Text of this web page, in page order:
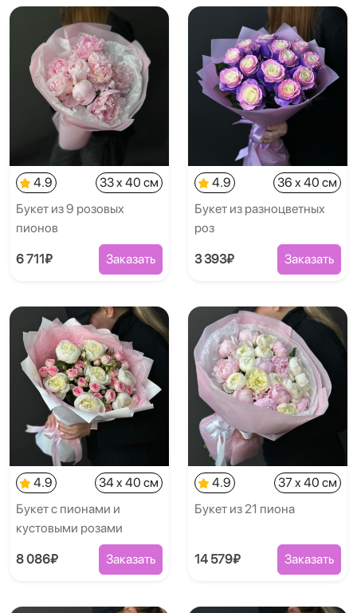
4.9
33 x 40 см
Букет из 9 розовых
пионов
6 711₽ Заказать
4.9
36 x 40 см
Букет из разноцветных
роз
3 393₽ Заказать
4.9
34 x 40 см
Букет с пионами и
кустовыми розами
8 086₽ Заказать
4.9
37 x 40 см
Букет из 21 пиона
14 579₽ Заказать